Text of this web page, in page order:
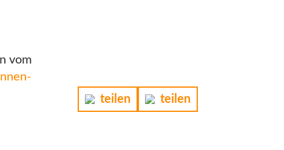
teilen teilen
vom